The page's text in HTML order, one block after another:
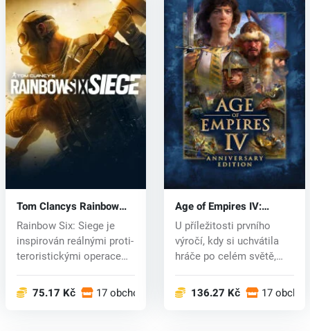
Tom Clancys Rainbow
Six Siege (PC) CD key
Rainbow Six: Siege je
inspirován reálnými proti-
teroristickými operacemi
75.17 Kč 17 obchodech
Age of Empires IV:
Anniversary Edition (PC)
key
U příležitosti prvního
výročí, kdy si uchvátila
hráče po celém světě,
136.27 Kč 17